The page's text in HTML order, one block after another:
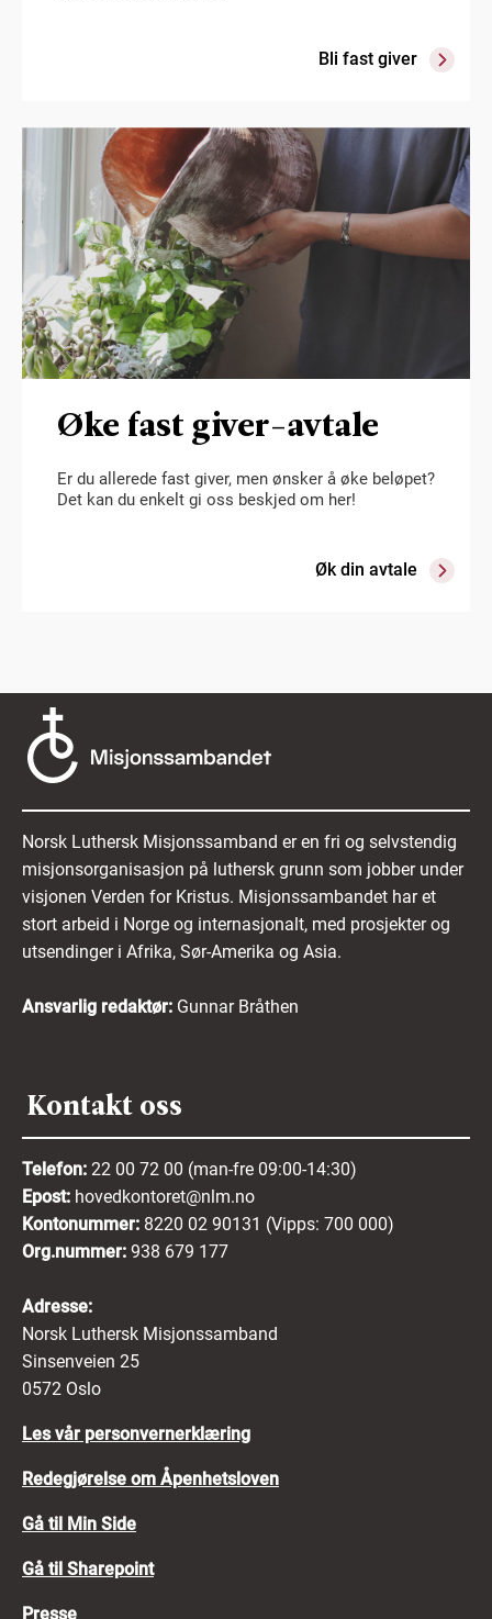
Bli fast giver
Øke fast giver-avtale
Er du allerede fast giver, men ønsker å øke beløpet?
Det kan du enkelt gi oss beskjed om her!
Øk din avtale
Norsk Luthersk Misjonssamband er en fri og selvstendig
misjonsorganisasjon på luthersk grunn som jobber under
visjonen Verden for Kristus. Misjonssambandet har et
stort arbeid i Norge og internasjonalt, med prosjekter og
utsendinger i Afrika, Sør-Amerika og Asia.
Ansvarlig redaktør: Gunnar Bråthen
Kontakt oss
Telefon: 22 00 72 00 (man-fre 09:00-14:30)
Epost: hovedkontoret@nlm.no
Kontonummer: 8220 02 90131 (Vipps: 700 000)
Org.nummer: 938 679 177
Adresse:
Norsk Luthersk Misjonssamband
Sinsenveien 25
0572 Oslo
Les vår personvernerklæring
Redegjørelse om Åpenhetsloven
Gå til Min Side
Gå til Sharepoint
Presse